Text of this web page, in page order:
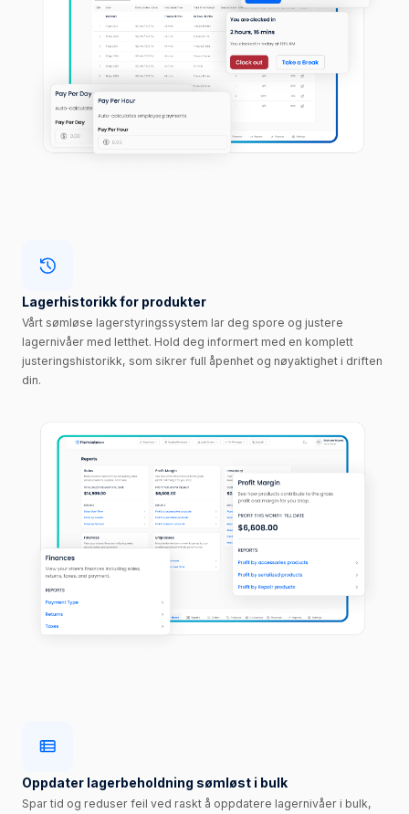
Lagerhistorikk for produkter
Vårt sømløse lagerstyringssystem lar deg spore og justere
lagernivåer med letthet. Hold deg informert med en komplett
justeringshistorikk, som sikrer full åpenhet og nøyaktighet i driften
din.
Oppdater lagerbeholdning sømløst i bulk
Spar tid og reduser feil ved raskt å oppdatere lagernivåer i bulk,